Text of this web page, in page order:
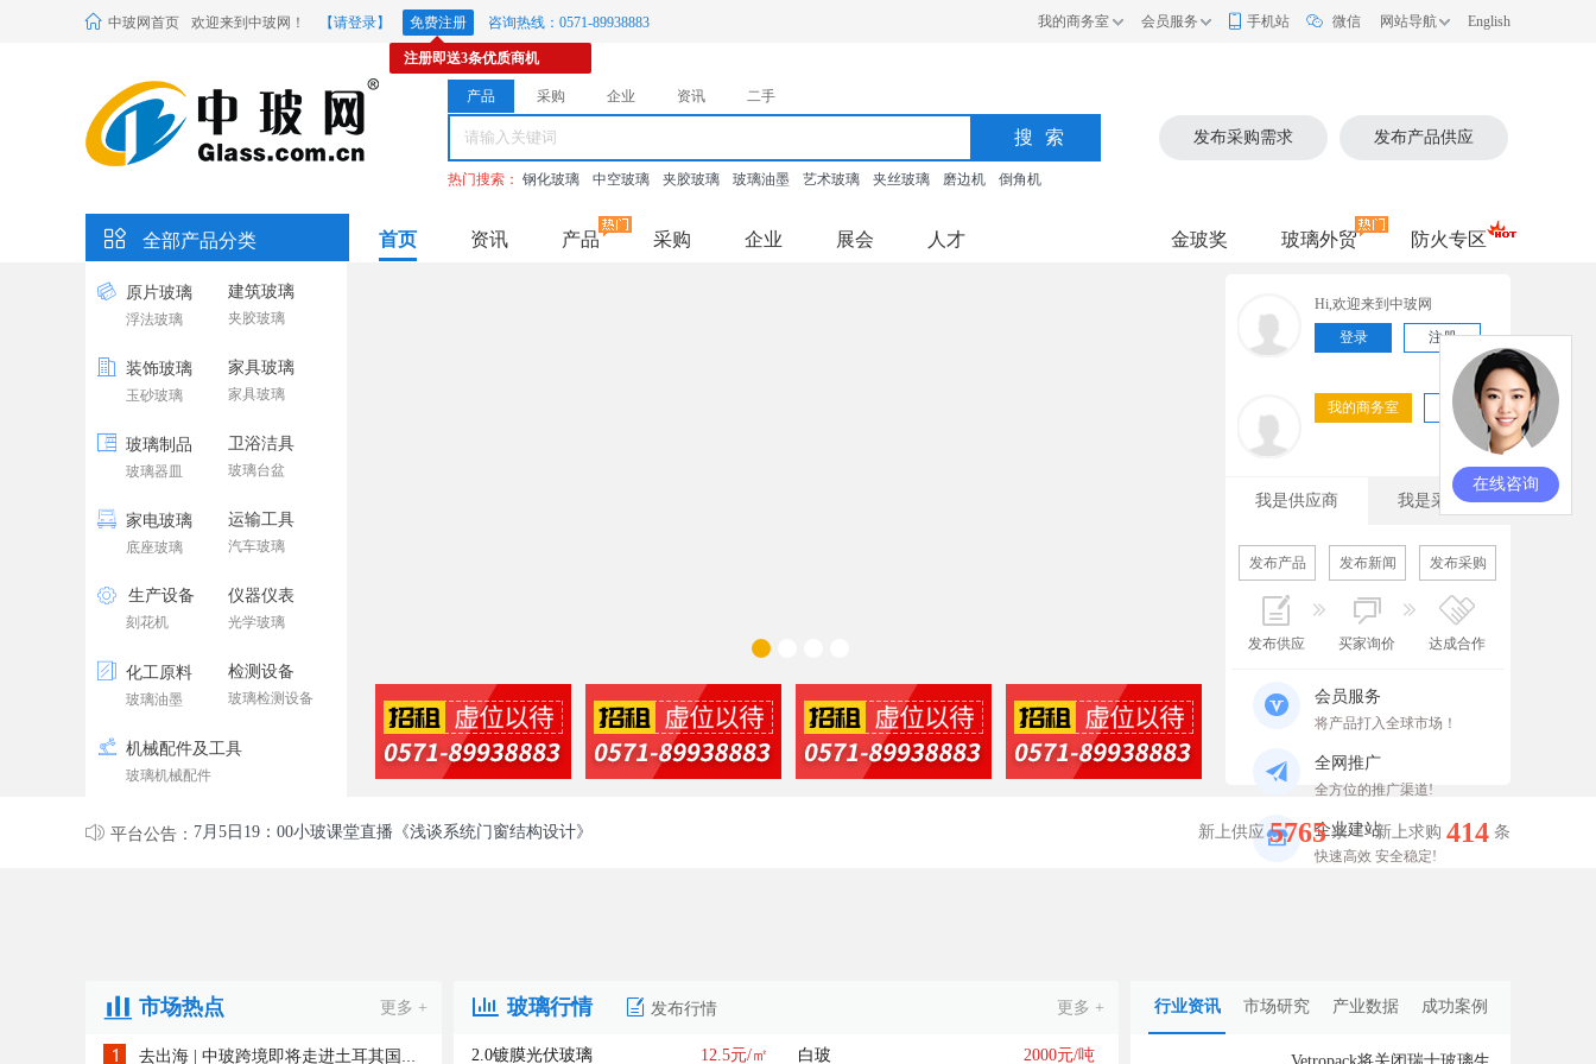
中玻网首页 欢迎来到中玻网！ 【请登录】 免费注册 咨询热线：0571-89938883
注册即送3条优质商机
我的商务室 会员服务 手机站 微信 网站导航 English
产品 采购 企业 资讯 二手
搜索
热门搜索： 钢化玻璃 中空玻璃 夹胶玻璃 玻璃油墨 艺术玻璃 夹丝玻璃 磨边机 倒角机
发布采购需求 发布产品供应
全部产品分类 首页 资讯 产品 采购 企业 展会 人才 金玻奖 玻璃外贸 防火专区
原片玻璃
浮法玻璃
建筑玻璃
夹胶玻璃
装饰玻璃
玉砂玻璃
家具玻璃
家具玻璃
玻璃制品
玻璃器皿
卫浴洁具
玻璃台盆
家电玻璃
底座玻璃
运输工具
汽车玻璃
生产设备
刻花机
仪器仪表
光学玻璃
化工原料
玻璃油墨
检测设备
玻璃检测设备
机械配件及工具
玻璃机械配件
Hi,欢迎来到中玻网
登录
注册
我的商务室 退出
我是供应商 我是采购商
发布产品 发布新闻 发布采购
发布供应 买家询价 达成合作
会员服务
将产品打入全球市场！
全网推广
全方位的推广渠道!
企业建站
快速高效 安全稳定!
平台公告：
去出海 | 中玻跨境即将走进土耳其国际玻璃展！
7月5日19：00小玻课堂直播《浅谈系统门窗结构设计》
7月5日19：00小玻课堂直播《浅谈系统门窗结构设计》
新上供应5765条 新上求购 414 条
市场热点 更多 +
去出海 | 中玻跨境即将走进土耳其国际玻璃展！
玻璃行情 发布行情 更多 +
2.0镀膜光伏玻璃 12.5元/㎡ 白玻 2000元/吨
行业资讯 市场研究 产业数据 成功案例
在线咨询